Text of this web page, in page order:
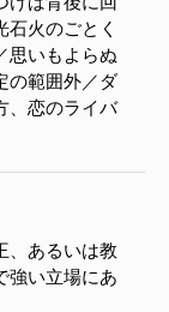
石火のごとく
思いもよらぬ
の範囲外／ダ
、恋のライバ
、あるいは教
強い立場にあ